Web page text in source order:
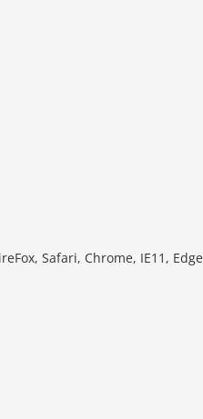
Safari, Chrome, IE11, Edge